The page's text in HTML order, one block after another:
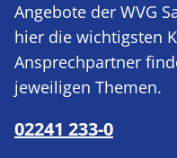
Angebote der WVG
hier die wichtigsten
Ansprechpartner
jeweiligen Themen.
02241 233-0